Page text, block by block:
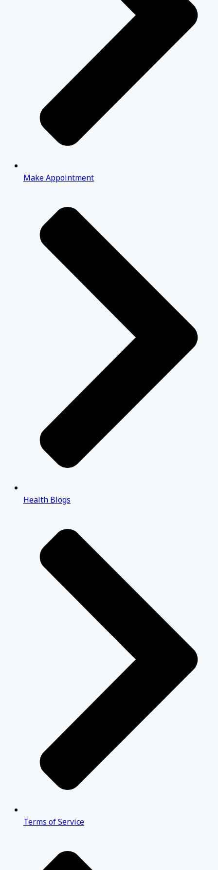
Make Appointment
Health Blogs
Terms of Service